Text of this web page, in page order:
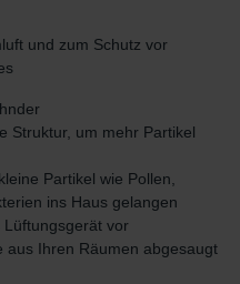
und zum Schutz vor
Struktur, um mehr Partikel
Partikel wie Pollen,
ins Haus gelangen
vor
aus Ihren Räumen abgesaugt